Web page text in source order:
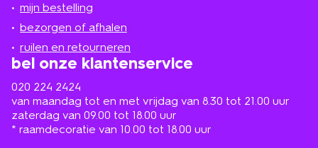
mijn bestelling
bezorgen of afhalen
ruilen en retourneren
bel onze klantenservice
020 224 2424
van maandag tot en met vrijdag van 8.30 tot 21.00 uur
zaterdag van 09.00 tot 18.00 uur
* raamdecoratie van 10.00 tot 18.00 uur
in
de
buurt